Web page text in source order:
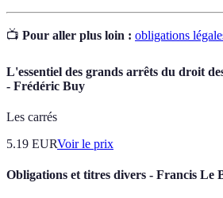
📺 Pour aller plus loin : obligations
L'essentiel des grands arrêts du droit
- Frédéric Buy
Les carrés
5.19 EURVoir le prix
Obligations et titres divers - Francis Le